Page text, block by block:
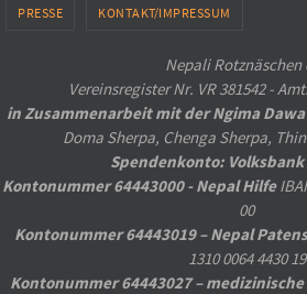
PRESSE KONTAKT/IMPRESSUM
Nepali Rotznäschen
Vereinsregister Nr. VR 381542 -
in Zusammenarbeit mit der Ngima
Doma Sherpa, Chenga Sherpa,
Spendenkonto:
Kontonummer 64443000 - Nepal Hilfe
00
Kontonummer 64443019 – Nepal
1310 0064 4430 19
Kontonummer 64443027 –